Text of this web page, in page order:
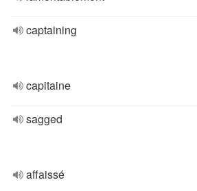
captaining
capitaine
sagged
affaissé